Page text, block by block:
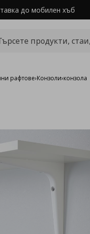
до мобилен хъб
рафтове›Конзоли›конзола